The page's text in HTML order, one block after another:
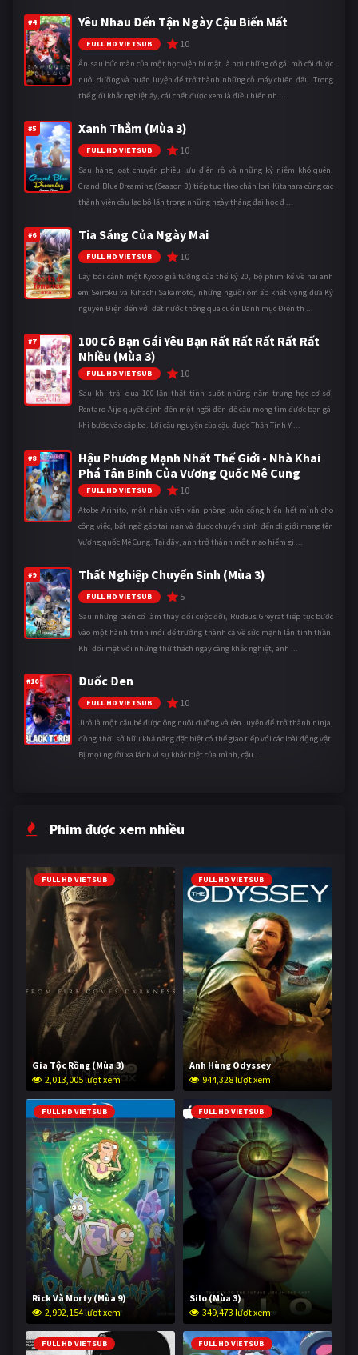
#4 Yêu Nhau Đến Tận Ngày Cậu Biến Mất
FULL HD VIETSUB 10
Ẩn sau bức màn của một học viện bí mật là nơi những cô gái mồ côi được
nuôi dưỡng và huấn luyện để trở thành những cỗ máy chiến đấu. Trong
thế giới khắc nghiệt ấy, cái chết được xem là điều hiển nh ...
#5 Xanh Thẳm (Mùa 3)
FULL HD VIETSUB 10
Sau hàng loạt chuyến phiêu lưu điên rồ và những kỷ niệm khó quên,
Grand Blue Dreaming (Season 3) tiếp tục theo chân Iori Kitahara cùng các
thành viên câu lạc bộ lặn trong những ngày tháng đại học đ ...
#6 Tia Sáng Của Ngày Mai
FULL HD VIETSUB 10
Lấy bối cảnh một Kyoto giả tưởng của thế kỷ 20, bộ phim kể về hai anh
em Seiroku và Kihachi Sakamoto, những người ôm ấp khát vọng đưa Kỷ
nguyên Điện đến với đất nước thông qua cuốn Danh mục Điện th ...
#7
100 Cô Bạn Gái Yêu Bạn Rất Rất Rất Rất Rất
Nhiều (Mùa 3)
FULL HD VIETSUB 10
Sau khi trải qua 100 lần thất tình suốt những năm trung học cơ sở,
Rentaro Aijo quyết định đến một ngôi đền để cầu mong tìm được bạn gái
khi bước vào cấp ba. Lời cầu nguyện của cậu được Thần Tình Y ...
#8
Hậu Phương Mạnh Nhất Thế Giới - Nhà Khai
Phá Tân Binh Của Vương Quốc Mê Cung
FULL HD VIETSUB 10
Atobe Arihito, một nhân viên văn phòng luôn cống hiến hết mình cho
công việc, bất ngờ gặp tai nạn và được chuyển sinh đến dị giới mang tên
Vương quốc Mê Cung. Tại đây, anh trở thành một mạo hiểm gi ...
#9 Thất Nghiệp Chuyển Sinh (Mùa 3)
FULL HD VIETSUB 5
Sau những biến cố làm thay đổi cuộc đời, Rudeus Greyrat tiếp tục bước
vào một hành trình mới để trưởng thành cả về sức mạnh lẫn tinh thần.
Khi đối mặt với những thử thách ngày càng khắc nghiệt, anh ...
#10 Đuốc Đen
FULL HD VIETSUB 10
Jirô là một cậu bé được ông nuôi dưỡng và rèn luyện để trở thành ninja,
đồng thời sở hữu khả năng đặc biệt có thể giao tiếp với các loài động vật.
Bị mọi người xa lánh vì sự khác biệt của mình, cậu ...
Phim được xem nhiều
FULL HD VIETSUB
Gia Tộc Rồng (Mùa 3)
2,013,005 lượt xem
FULL HD VIETSUB
Anh Hùng Odyssey
944,328 lượt xem
FULL HD VIETSUB
Rick Và Morty (Mùa 9)
2,992,154 lượt xem
FULL HD VIETSUB
Silo (Mùa 3)
349,473 lượt xem
FULL HD VIETSUB FULL HD VIETSUB